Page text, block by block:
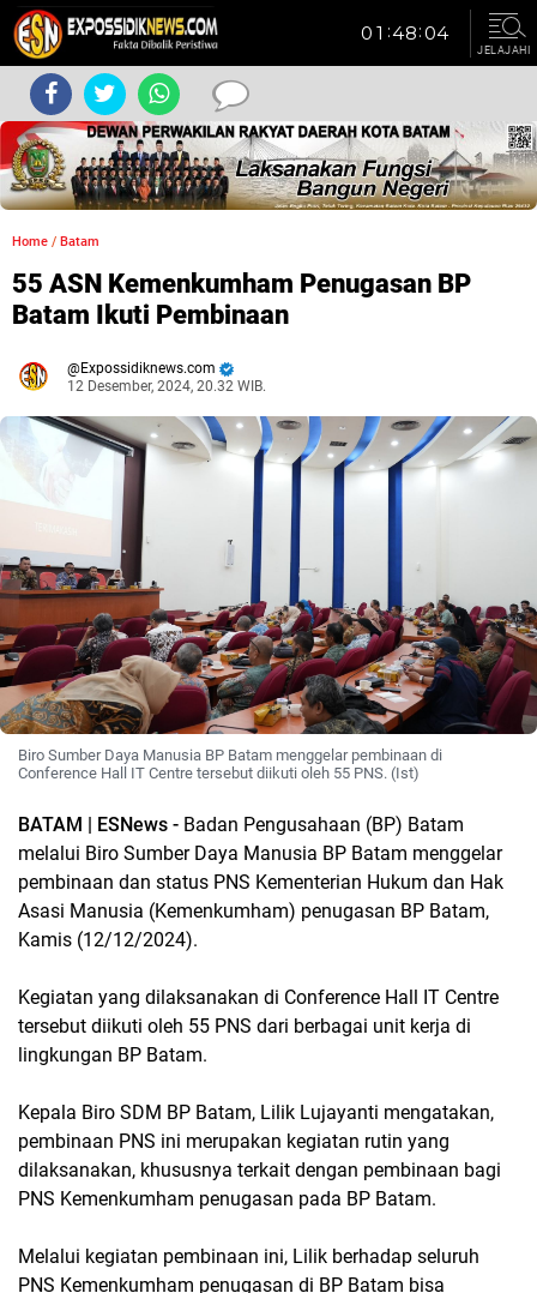
JELAJAHI
Home / Batam
55 ASN Kemenkumham Penugasan BP
Batam Ikuti Pembinaan
Expossidiknews.com
12 Desember, 2024, 20.32 WIB.
Biro Sumber Daya Manusia BP Batam menggelar pembinaan di
Conference Hall IT Centre tersebut diikuti oleh 55 PNS. (Ist)
BATAM | ESNews - Badan Pengusahaan (BP) Batam
melalui Biro Sumber Daya Manusia BP Batam menggelar
pembinaan dan status PNS Kementerian Hukum dan Hak
Asasi Manusia (Kemenkumham) penugasan BP Batam,
Kamis (12/12/2024).
Kegiatan yang dilaksanakan di Conference Hall IT Centre
tersebut diikuti oleh 55 PNS dari berbagai unit kerja di
lingkungan BP Batam.
Kepala Biro SDM BP Batam, Lilik Lujayanti mengatakan,
pembinaan PNS ini merupakan kegiatan rutin yang
dilaksanakan, khususnya terkait dengan pembinaan bagi
PNS Kemenkumham penugasan pada BP Batam.
Melalui kegiatan pembinaan ini, Lilik berhadap seluruh
PNS Kemenkumham penugasan di BP Batam bisa